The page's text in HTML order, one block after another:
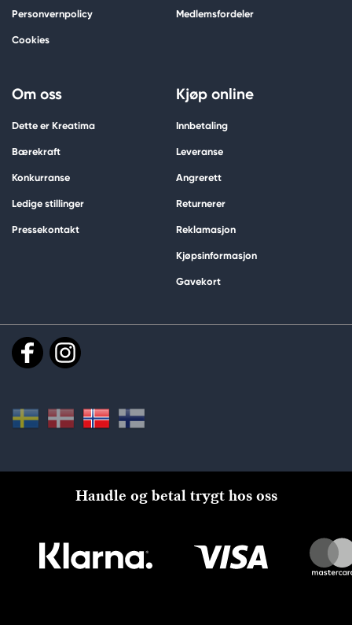
Personvernpolicy
Cookies
Medlemsfordeler
Om oss
Dette er Kreatima
Bærekraft
Konkurranse
Ledige stillinger
Pressekontakt
Kjøp online
Innbetaling
Leveranse
Angrerett
Returnerer
Reklamasjon
Kjøpsinformasjon
Gavekort
Handle og betal trygt hos oss